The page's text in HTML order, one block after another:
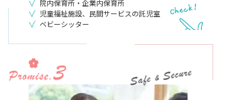
院内保育所・企業内保育所
児童福祉施設、民間サービスの託児室
ベビーシッター